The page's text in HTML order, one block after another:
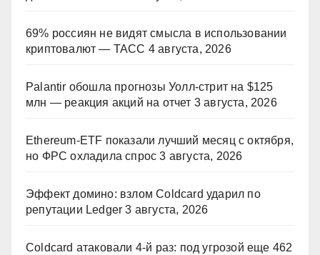
69% россиян не видят смысла в использовании
криптовалют — ТАСС 4 августа, 2026
Palantir обошла прогнозы Уолл-стрит на $125
млн — реакция акций на отчет 3 августа, 2026
Ethereum-ETF показали лучший месяц с октября,
но ФРС охладила спрос 3 августа, 2026
Эффект домино: взлом Coldcard ударил по
репутации Ledger 3 августа, 2026
Coldcard атаковали 4-й раз: под угрозой еще 462